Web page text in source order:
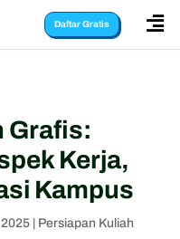
Daftar Gratis 
Grafis:
Kerja,
Kampus
| Persiapan Kuliah